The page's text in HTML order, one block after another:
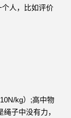
人，比如评价
kg）;高中物
子中没有力，